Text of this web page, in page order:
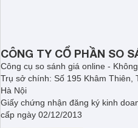
CÔNG TY CỔ PHẦN SO
Công cụ so sánh giá online -
Trụ sở chính: Số 195 Khâm Thiên,
Hà Nội
Giấy chứng nhận đăng ký kinh
cấp ngày 02/12/2013